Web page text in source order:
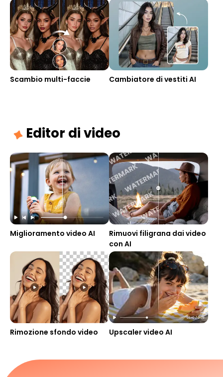
Scambio multi-faccie Cambiatore di vestiti AI
Editor di video
Miglioramento video AI
Rimuovi filigrana dai video
con AI
Rimozione sfondo video Upscaler video AI